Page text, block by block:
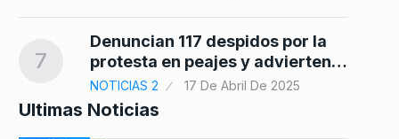
7
Denuncian 117 despidos por la
protesta en peajes y advierten…
NOTICIAS 2 17 De Abril De 2025
Ultimas Noticias